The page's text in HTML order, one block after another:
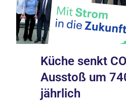
Küche senkt
Ausstoß um
jährlich